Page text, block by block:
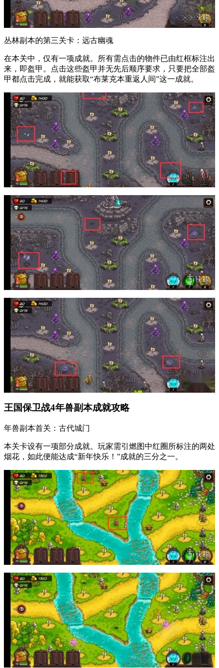
丛林副本的第三关卡：远古幽魂
在本关中，仅有一项成就。所有需点击的物件已由红框标注出
来，即盔甲。点击这些盔甲并无先后顺序要求，只要把全部盔
甲都点击完成，就能获取“布莱克本重返人间”这一成就。
王国保卫战4年兽副本成就攻略
年兽副本首关：古代城门
本关卡设有一项部分成就。玩家需引燃图中红圈所标注的两处
烟花，如此便能达成“新年快乐！”成就的三分之一。